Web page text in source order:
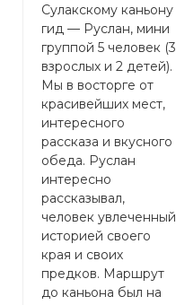
Сулакскому каньону
гид — Руслан, мини
группой 5 человек (3
взрослых и 2 детей).
Мы в восторге от
красивейших мест,
интересного
рассказа и вкусного
обеда. Руслан
интересно
рассказывал,
человек увлеченный
историей своего
края и своих
предков. Маршрут
до каньона был на